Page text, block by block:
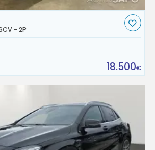
- 2P
18.500€